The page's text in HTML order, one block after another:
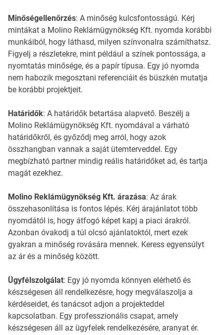
Minőségellenőrzés: A minőség kulcsfontosságú. Kérj
mintákat a Molino Reklámügynökség Kft. nyomda korábbi
munkáiból, hogy láthasd, milyen színvonalra számíthatsz.
Figyelj a részletekre, mint például a színek pontossága, a
nyomtatás minősége, és a papír típusa. Egy jó nyomda
nem habozik megosztani referenciáit és büszkén mutatja
be korábbi projektjeit.
Határidők: A határidők betartása alapvető. Beszélj a
Molino Reklámügynökség Kft. nyomdával a várható
határidőkről, és győződj meg arról, hogy azok
összhangban vannak a saját ütemterveddel. Egy
megbízható partner mindig reális határidőket ad, és tartja
magát ezekhez.
Molino Reklámügynökség Kft. árazása: Az árak
összehasonlítása is fontos lépés. Kérj árajánlatot több
nyomdától is, hogy átfogó képet kapj a piaci árakról.
Azonban óvakodj a túl olcsó ajánlatoktól, mert ezek
gyakran a minőség rovására mennek. Keress egyensúlyt
az ár és a minőség között.
Ügyfélszolgálat: Egy jó nyomda könnyen elérhető és
készségesen áll rendelkezésre, hogy megválaszolja a
kérdéseidet, és tanácsot adjon a projekteddel
kapcsolatban. Egy professzionális csapat, amely
készségesen áll az ügyfelek rendelkezésére, aranyat ér.